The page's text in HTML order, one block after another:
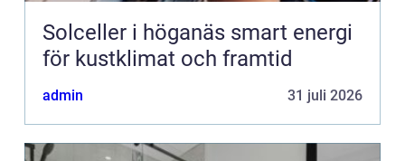
Solceller i höganäs smart energi
för kustklimat och framtid
admin 31 juli 2026